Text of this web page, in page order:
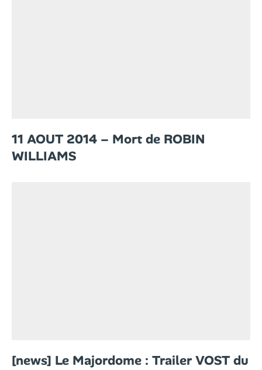
11 AOUT 2014 – Mort de ROBIN
WILLIAMS
[news] Le Majordome : Trailer VOST du